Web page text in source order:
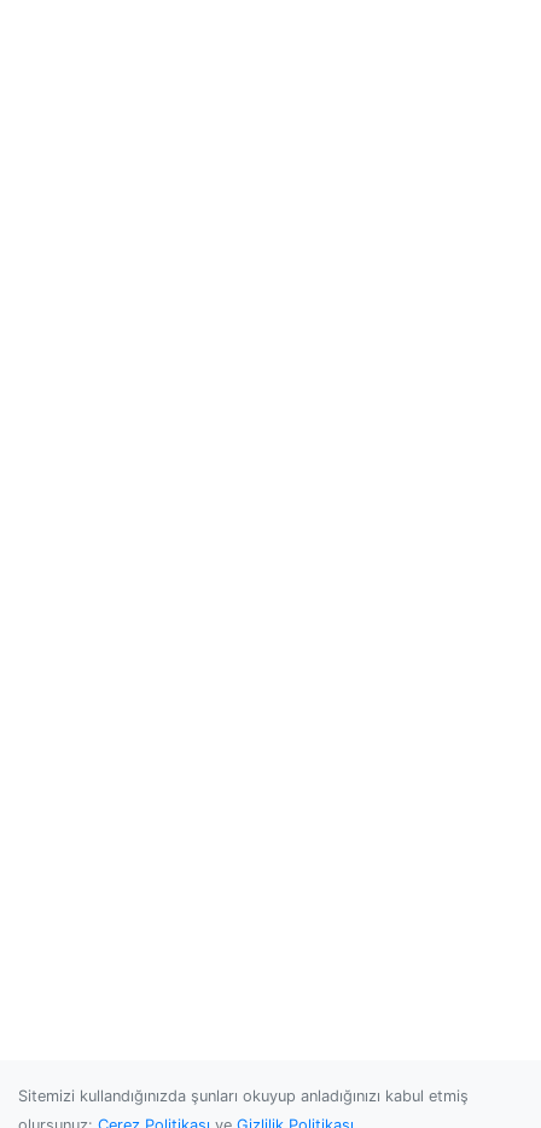
Sitemizi kullandığınızda şunları okuyup anladığınızı kabul etmiş